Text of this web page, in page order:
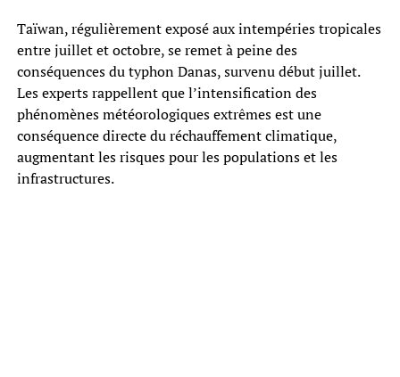
Taïwan, régulièrement exposé aux intempéries tropicales
entre juillet et octobre, se remet à peine des
conséquences du typhon Danas, survenu début juillet.
Les experts rappellent que l’intensification des
phénomènes météorologiques extrêmes est une
conséquence directe du réchauffement climatique,
augmentant les risques pour les populations et les
infrastructures.